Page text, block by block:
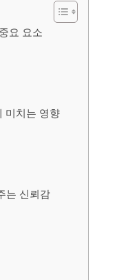
요 요소
미치는 영향
는 신뢰감